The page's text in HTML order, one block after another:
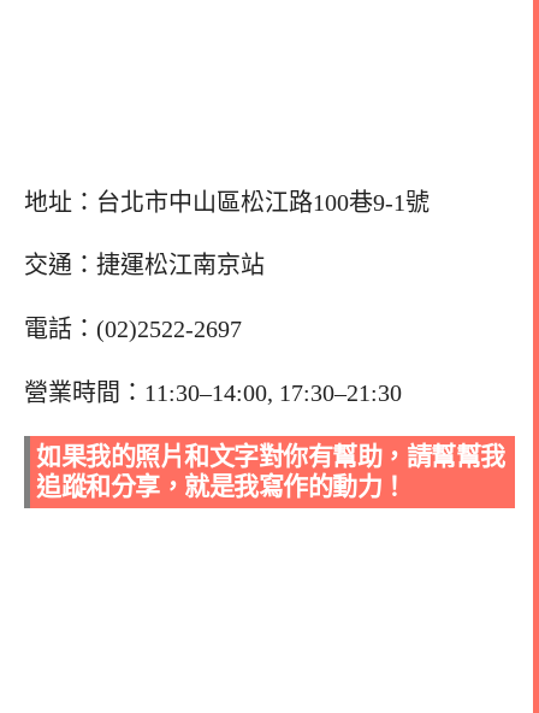
地址：台北市中山區松江路100巷9-1號
交通：捷運松江南京站
電話：(02)2522-2697
營業時間：11:30–14:00, 17:30–21:30
如果我的照片和文字對你有幫助，請幫幫我
追蹤和分享，就是我寫作的動力！